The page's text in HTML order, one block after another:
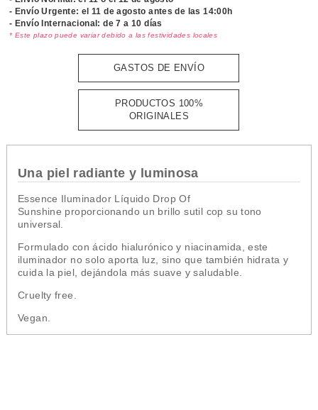
- Envío Urgente: el11 de agosto antes de las 14:00h
- Envío Internacional: de 7 a 10 días
* Este plazo puede variar debido a las festividades locales
GASTOS DE ENVÍO
PRODUCTOS 100%
ORIGINALES
Una piel radiante y luminosa
Essence Iluminador Líquido Drop Of
Sunshine proporcionando un brillo sutil cop su tono
universal.
Formulado con ácido hialurónico y niacinamida, este
iluminador no solo aporta luz, sino que también hidrata y
cuida la piel, dejándola más suave y saludable.
Cruelty free.
Vegan.